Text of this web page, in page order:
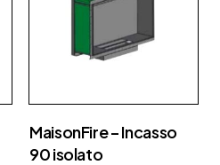
MaisonFire – Incasso
90 isolato